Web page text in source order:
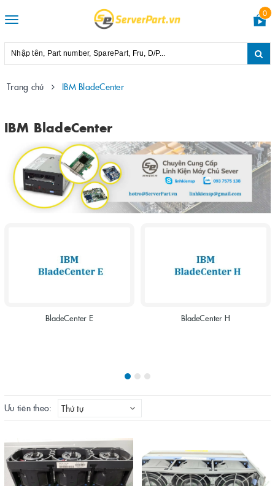
Toggle
0
Trang chủ IBM BladeCenter
IBM BladeCenter
BladeCenter E BladeCenter H
Ưu tiên theo: Thứ tự